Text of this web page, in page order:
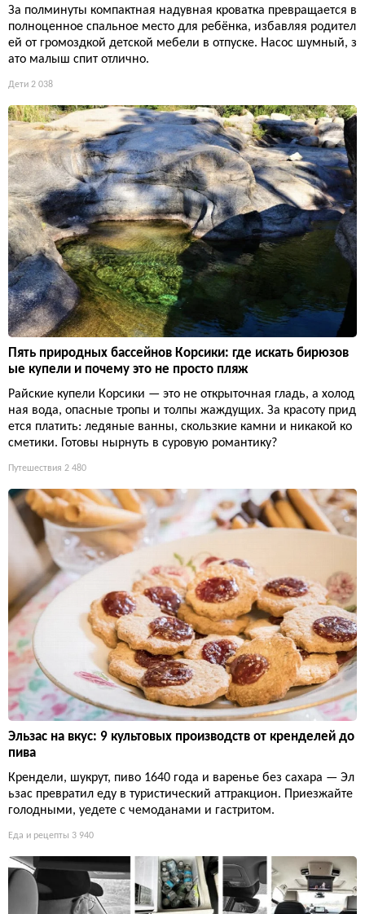
За полминуты компактная надувная кроватка превращается в
полноценное спальное место для ребёнка, избавляя родител
ей от громоздкой детской мебели в отпуске. Насос шумный, з
ато малыш спит отлично.
Дети 2 038
Пять природных бассейнов Корсики: где искать бирюзов
ые купели и почему это не просто пляж
Райские купели Корсики — это не открыточная гладь, а холод
ная вода, опасные тропы и толпы жаждущих. За красоту прид
ется платить: ледяные ванны, скользкие камни и никакой ко
сметики. Готовы нырнуть в суровую романтику?
Путешествия 2 480
Эльзас на вкус: 9 культовых производств от кренделей до
пива
Крендели, шукрут, пиво 1640 года и варенье без сахара — Эл
ьзас превратил еду в туристический аттракцион. Приезжайте
голодными, уедете с чемоданами и гастритом.
Еда и рецепты 3 940